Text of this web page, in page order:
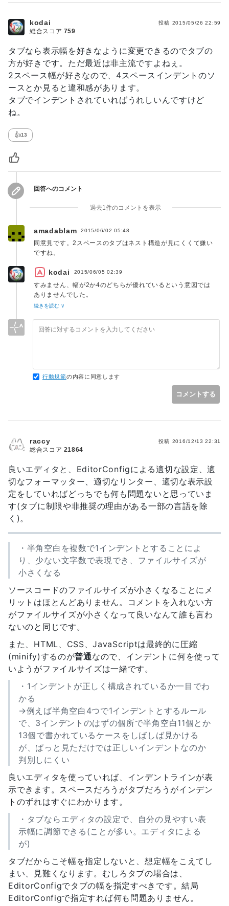
タブなら表示幅を好きなように変更できるのでタブの
方が好きです。ただ最近は非主流ですよねぇ。
2スペース幅が好きなので、4スペースインデントのソ
ースとか見ると違和感があります。
タブでインデントされていればうれしいんですけど
ね。
投稿 2015/05/26 22:59
kodai
総合スコア 759
👍13
回答へのコメント
過去1件のコメントを表示
amadablam 2015/06/02 05:48
同意見です。2スペースのタブはネスト構造が見にくくて嫌い
ですね。
kodai 2015/06/05 02:39
すみません、幅が2か4のどちらが優れているという意図では
ありませんでした。
タブでインデントされていれば、エディタの設定で2でも4で
スペースでインデントされていると表示が変更できないので。
続きを読む ∨
行動規範の内容に同意します
コメントする
良いエディタと、EditorConfigによる適切な設定、適
切なフォーマッター、適切なリンター、適切な表示設
定をしていればどっちでも何も問題ないと思っていま
す(タブに制限や非推奨の理由がある一部の言語を除
く)。
・半角空白を複数で1インデントとすることによ
り、少ない文字数で表現でき、ファイルサイズが
小さくなる
ソースコードのファイルサイズが小さくなることにメ
リットはほとんどありません。コメントを入れない方
がファイルサイズが小さくなって良いなんて誰も言わ
ないのと同じです。
また、HTML、CSS、JavaScriptは最終的に圧縮
(minify)するのが普通なので、インデントに何を使って
いようがファイルサイズは一緒です。
・1インデントが正しく構成されているか一目でわ
かる
→例えば半角空白4つで1インデントとするルール
で、3インデントのはずの個所で半角空白11個とか
13個で書かれているケースをしばしば見かける
が、ぱっと見ただけでは正しいインデントなのか
判別しにくい
良いエディタを使っていれば、インデントラインが表
示できます。スペースだろうがタブだろうがインデン
トのずれはすぐにわかります。
・タブならエディタの設定で、自分の見やすい表
示幅に調節できる(ことが多い。エディタによる
が)
タブだからこそ幅を指定しないと、想定幅をこえてし
まい、見難くなります。むしろタブの場合は、
EditorConfigでタブの幅を指定すべきです。結局
EditorConfigで指定すれば何も問題ありません。
投稿 2016/12/13 22:31
raccy
総合スコア 21864